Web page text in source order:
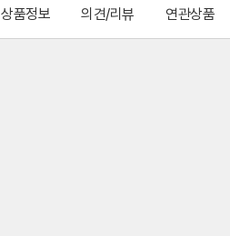
상품정보 의견/리뷰 연관상품